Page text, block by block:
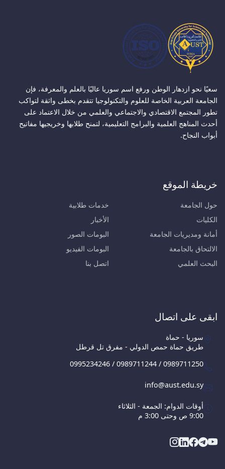
سعيًا نحو ازدهار الوطن ورفع اسم سوريا عاليًا بالعلم والمعرفة، فإن
الجامعة العربية الخاصة للعلوم والتكنولوجيا تتقدم بخطى واثقة لتواكب
تطور المجتمع الاقتصادي والاجتماعي والعلمي من خلال الاعتماد على
أحدث المناهج العلمية والبرامج التعليمية، لتمنح طلابها وخريجيها مفاتيح
أبواب النجاح.
خريطة الموقع
حول الجامعة
الكليات
أمانة ومديريات الجامعة
الالتحاق بالجامعة
البحث العلمي
خدمات طلابية
الأخبار
البومات الصور
البومات الفيديو
اتصل بنا
ابقى على اتصال
سوريا - حماة
طريق حماة حمص الدولي - مفرق تل قرطل
0995234246 / 0989711244 / 0989711250
info@aust.edu.sy
أوقات الدوام: الجمعة - الثلاثاء
9:00 ص وحتى 3:00 م